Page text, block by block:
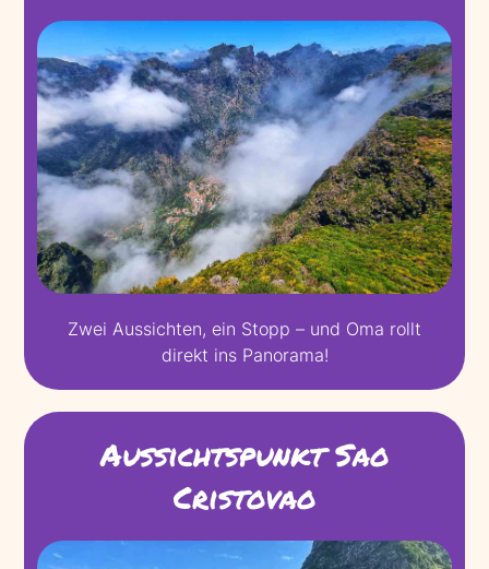
Zwei Aussichten, ein Stopp – und Oma rollt
direkt ins Panorama!
Aussichtspunkt Sao
Cristovao